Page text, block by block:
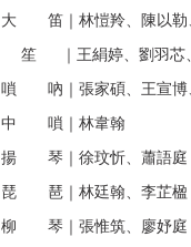
大 笛｜林愷羚、陳以勒
笙 ｜王絹婷、劉羽芯
嗩 吶｜張家碩、王宣博
中 嗩｜林韋翰
揚 琴｜徐玟忻、蕭語庭
琵 琶｜林廷翰、李芷楹
柳 琴｜張惟筑、廖妤庭